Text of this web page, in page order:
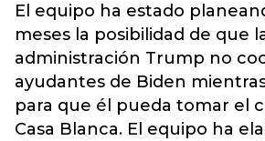
El equipo ha estado
meses la posibilidad de que
administración Trump no
ayudantes de Biden
para que él pueda tomar el
Casa Blanca. El equipo ha